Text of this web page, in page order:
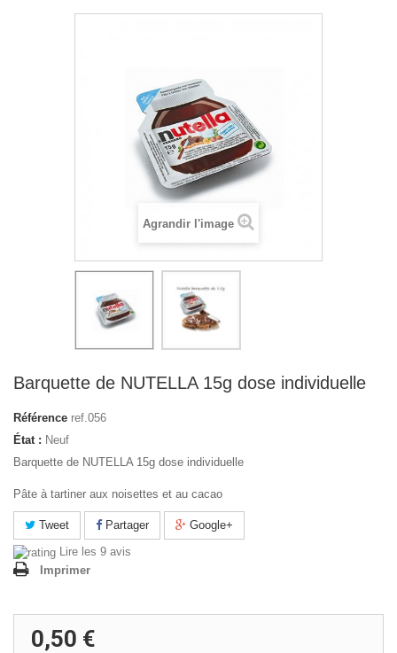
Agrandir l'image
Barquette de NUTELLA 15g dose individuelle
Référence ref.056
État : Neuf
Barquette de NUTELLA 15g dose individuelle
Pâte à tartiner aux noisettes et au cacao
Tweet Partager
Google+
Lire les 9 avis
Imprimer
0,50 €